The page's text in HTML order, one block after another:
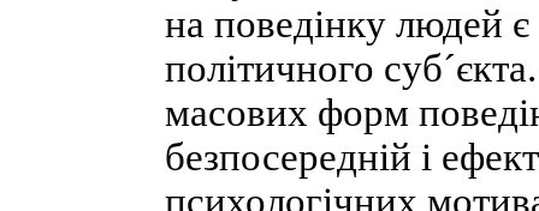
на поведінку людей
політичного
масових форм
безпосередній і
психологічних